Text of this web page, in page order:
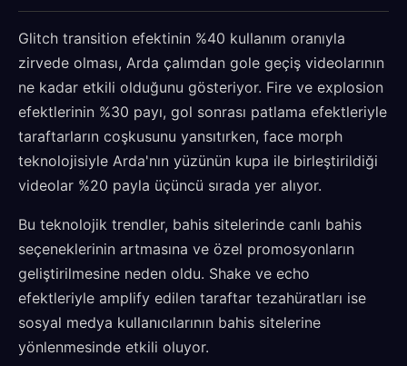
Glitch transition efektinin %40 kullanım oranıyla
zirvede olması, Arda çalımdan gole geçiş videolarının
ne kadar etkili olduğunu gösteriyor. Fire ve explosion
efektlerinin %30 payı, gol sonrası patlama efektleriyle
taraftarların coşkusunu yansıtırken, face morph
teknolojisiyle Arda'nın yüzünün kupa ile birleştirildiği
videolar %20 payla üçüncü sırada yer alıyor.
Bu teknolojik trendler, bahis sitelerinde canlı bahis
seçeneklerinin artmasına ve özel promosyonların
geliştirilmesine neden oldu. Shake ve echo
efektleriyle amplify edilen taraftar tezahüratları ise
sosyal medya kullanıcılarının bahis sitelerine
yönlenmesinde etkili oluyor.